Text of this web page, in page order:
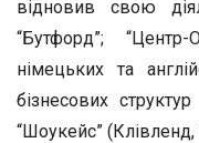
відновив свою
“Бутфорд”;
німецьких та
бізнесових
“Шоукейс”